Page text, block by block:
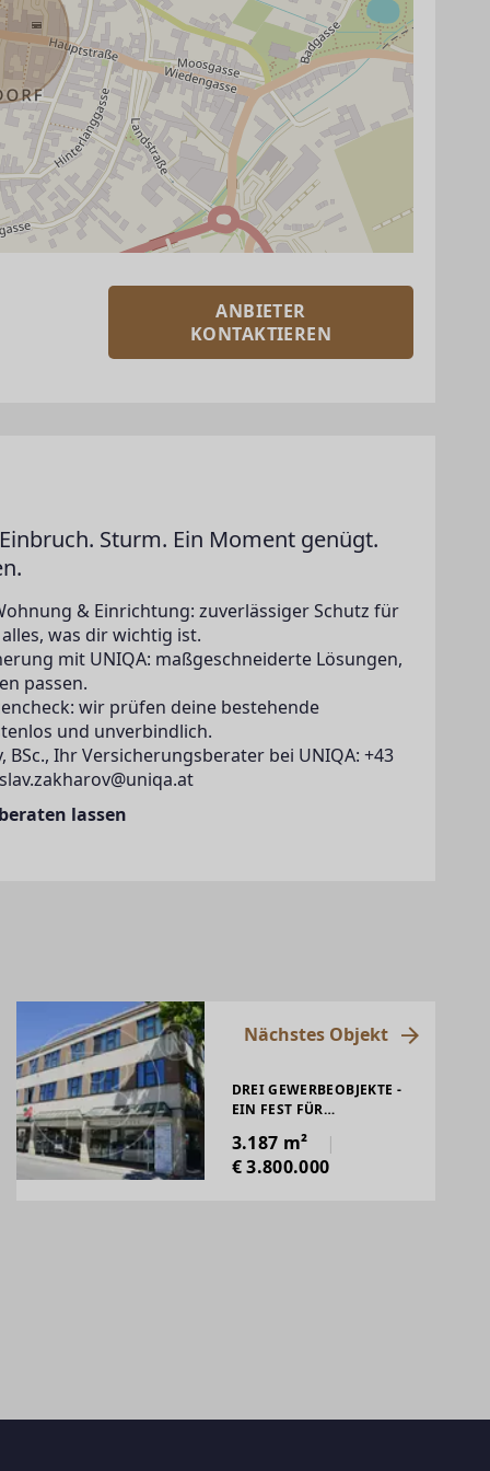
ANBIETER
KONTAKTIEREN
Sturm. Ein Moment genügt.
& Einrichtung: zuverlässiger Schutz für
was dir wichtig ist.
mit UNIQA: maßgeschneiderte Lösungen,
passen.
wir prüfen deine bestehende
und unverbindlich.
BSc., Ihr Versicherungsberater bei UNIQA: +43
lassen
Nächstes Objekt
DREI GEWERBEOBJEKTE -
EIN FEST FÜR
3.187 m²
€ 3.800.000